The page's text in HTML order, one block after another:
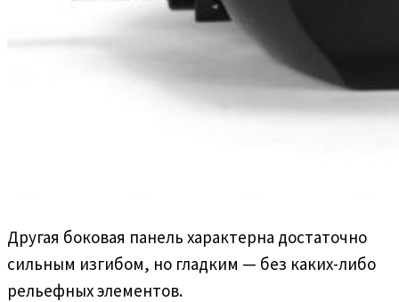
Другая боковая панель характерна достаточно
сильным изгибом, но гладким — без каких-либо
рельефных элементов.